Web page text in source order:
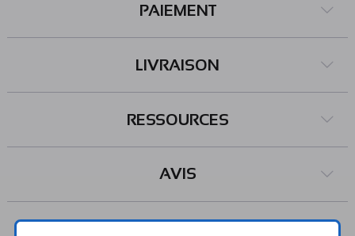
PAIEMENT
LIVRAISON
RESSOURCES
AVIS